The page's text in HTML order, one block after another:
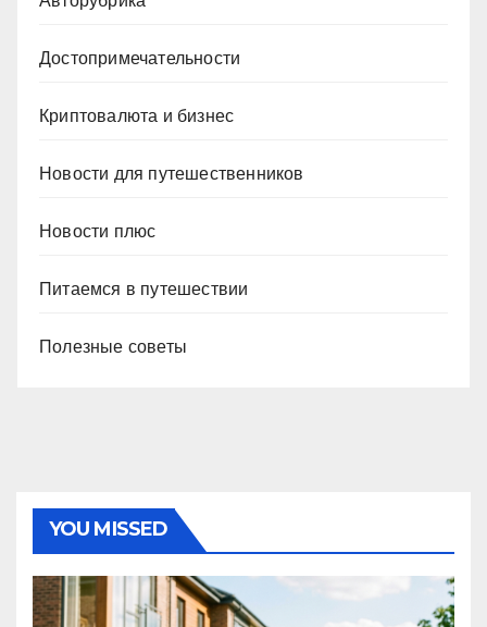
Достопримечательности
Криптовалюта и бизнес
Новости для путешественников
Новости плюс
Питаемся в путешествии
Полезные советы
YOU MISSED